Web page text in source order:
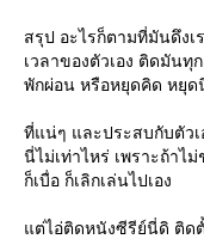
สรุป อะไรก็ตามที่มันดึงเ
เวลาของตัวเอง ติดมันทุ
พักผ่อน หรือหยุดคิด หยุด
ที่แน่ๆ และประสบกับตัวเ
นี่ไม่เท่าไหร่ เพราะถ้าไ
ก็เบื่อ ก็เลิกเล่นไปเอง
ต่ไอ่ติดหนังซีรีย์นี่ดิ ติดตั้